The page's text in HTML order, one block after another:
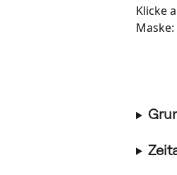
Klicke
Maske: